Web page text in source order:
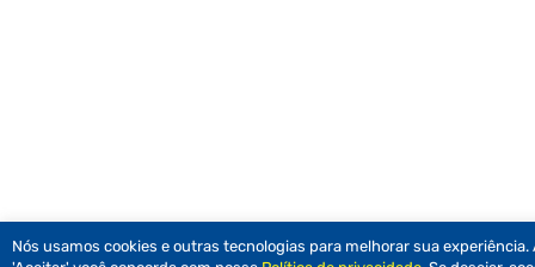
Nós usamos cookies e outras tecnologias para melhorar sua experiência.